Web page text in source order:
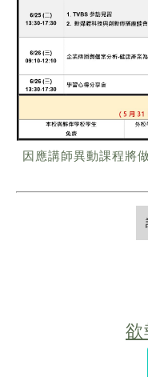
因應講師異動課程將
欲